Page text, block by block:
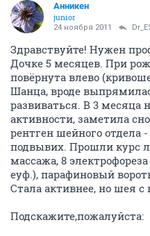
Анникен
junior
24 ноября 2011
Здравствуйте! Нужен
Дочке 5 месяцев. При
повёрнута влево
Шанца, вроде
развиваться. В 3 месяца
активности, заметила
рентген шейного отдела
подвывих. Прошли курс
массажа, 8
еуф.), парафиновый
Стала активнее, но шея с
Подскажите,пожалуйста: